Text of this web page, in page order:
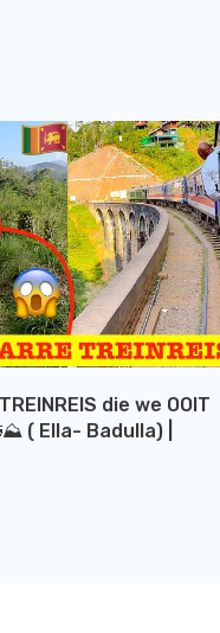
die we OOIT
( Ella- Badulla) |